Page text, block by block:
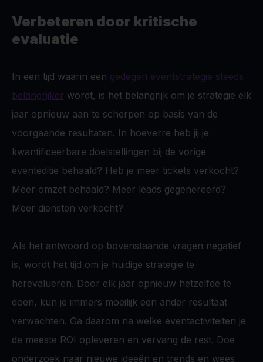
Verbeteren door kritische
evaluatie
In een tijd waarin een gedegen eventstrategie steeds
belangrijker wordt, is het belangrijk om je strategie elk
jaar opnieuw aan te scherpen op basis van de
voorgaande resultaten. In hoeverre heb jij je
kwantificeerbare doelstellingen bij de vorige
eventeditie behaald? Heb je meer tickets verkocht?
Meer omzet behaald? Meer leads gegenereerd?
Meer diensten verkocht?
Als het antwoord op bovenstaande vragen negatief
is, wordt het tijd om je huidige strategie te
herevalueren. Door elk jaar opnieuw hetzelfde te
doen, kun je immers moeilijk een ander resultaat
verwachten. Ga daarom na welke eventactiviteiten je
de meeste ROI opleveren en vervang de rest. Doe
onderzoek naar nieuwe ideeën en trends en wees